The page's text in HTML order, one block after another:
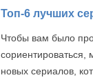
Топ-6 лучших
Чтобы вам было
сориентироваться,
новых сериалов,